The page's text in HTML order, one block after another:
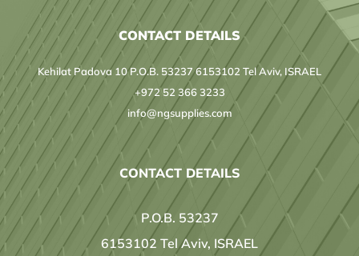
CONTACT DETAILS
Kehilat Padova 10 P.O.B. 53237 6153102 Tel Aviv, ISRAEL
+972 52 366 3233
info@ngsupplies.com
CONTACT DETAILS
P.O.B. 53237
6153102 Tel Aviv, ISRAEL